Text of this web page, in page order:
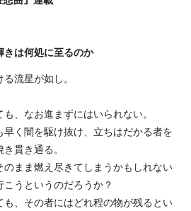
は何処に至るのか
流星が如し。
、なお進まずにはいられない。
く闇を駆け抜け、立ちはだかる者を
貫き通る。
まま燃え尽きてしまうかもしれない
うというのだろうか？
、その者にはどれ程の物が残るとい